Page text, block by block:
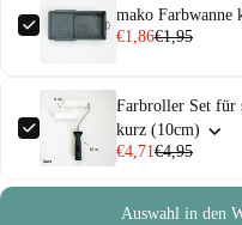
mako Farbwanne
€1,86€1,95
Farbroller Set für
kurz (10cm)
€4,71€4,95
Auswahl in den